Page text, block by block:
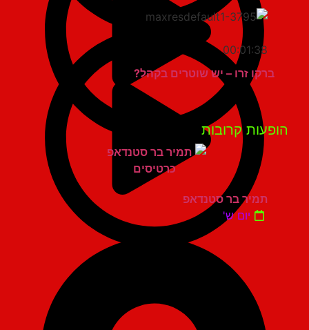
00:01:38
ברקו זרו – יש שוטרים בקהל?
קרובות
תמיר בר סטנדאפ
יום ש'